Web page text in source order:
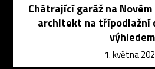
Chátrající garáž na
architekt na třípodlažní
výhledem
1. května